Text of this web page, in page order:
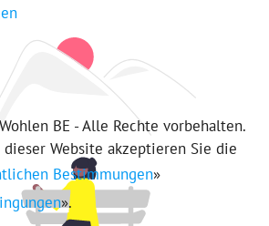
BE - Alle Rechte vorbehalten.
Website akzeptieren Sie die
Bestimmungen»
».